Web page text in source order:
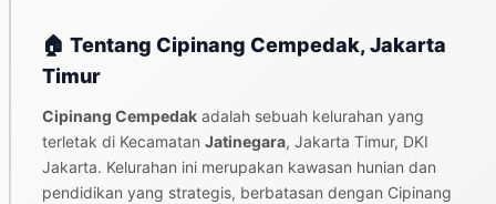
🏠 Tentang Cipinang Cempedak, Jakarta
Timur
Cipinang Cempedakadalah sebuah kelurahan yang
terletak di Kecamatan Jatinegara, Jakarta Timur, DKI
Jakarta. Kelurahan ini merupakan kawasan hunian dan
pendidikan yang strategis, berbatasan dengan Cipinang